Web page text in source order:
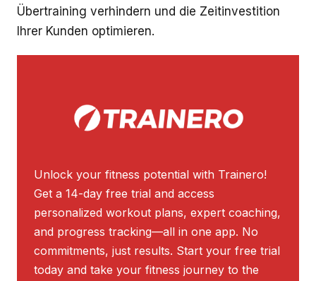
Übertraining verhindern und die Zeitinvestition
Ihrer Kunden optimieren.
Unlock your fitness potential with Trainero!
Get a 14-day free trial and access
personalized workout plans, expert coaching,
and progress tracking—all in one app. No
commitments, just results. Start your free trial
today and take your fitness journey to the